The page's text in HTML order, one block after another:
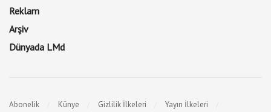
Reklam
Arşiv
Dünyada LMd
Abonelik Künye Gizlilik İlkeleri
Yayın İlkeleri